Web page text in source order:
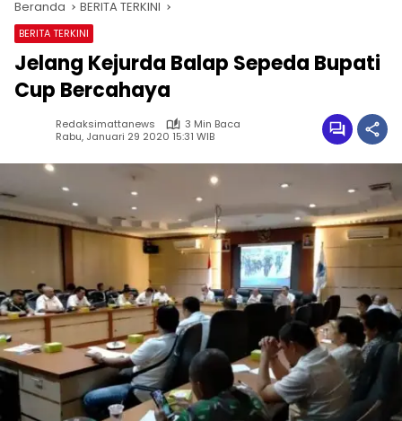
Beranda BERITA TERKINI
BERITA TERKINI
Jelang Kejurda Balap Sepeda Bupati
Cup Bercahaya
Redaksimattanews
3 Min Baca
Rabu, Januari 29 2020 15:31 WIB